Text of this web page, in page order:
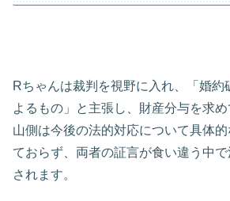
Rちゃんは裁判を視野に入れ、「婚約
よるもの」と主張し、財産分与を求
山側は今後の法的対応について具体
ておらず、両者の証言が食い違う中
されます。